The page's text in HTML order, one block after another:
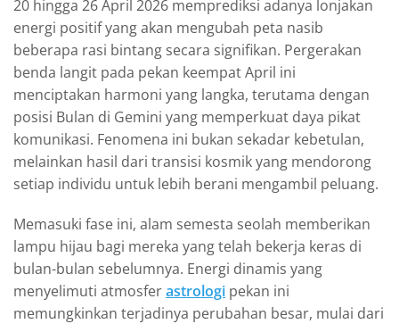
20 hingga 26 April 2026 memprediksi adanya lonjakan
energi positif yang akan mengubah peta nasib
beberapa rasi bintang secara signifikan. Pergerakan
benda langit pada pekan keempat April ini
menciptakan harmoni yang langka, terutama dengan
posisi Bulan di Gemini yang memperkuat daya pikat
komunikasi. Fenomena ini bukan sekadar kebetulan,
melainkan hasil dari transisi kosmik yang mendorong
setiap individu untuk lebih berani mengambil peluang.
Memasuki fase ini, alam semesta seolah memberikan
lampu hijau bagi mereka yang telah bekerja keras di
bulan-bulan sebelumnya. Energi dinamis yang
menyelimuti atmosferastrologi pekan ini
memungkinkan terjadinya perubahan besar, mulai dari